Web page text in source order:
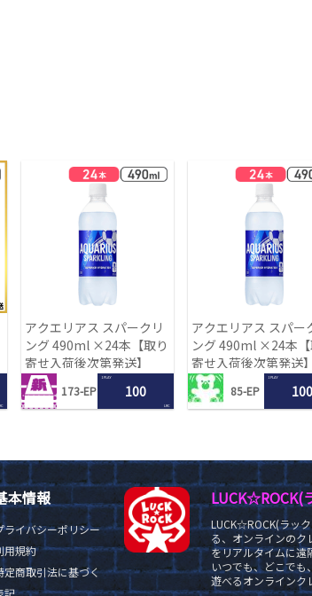
アクエリアス スパークリ
ング 490ml ×24本【取り
寄せ入荷後次第発送】
173-EP
1 PLAY
100
LRC
アクエリアス スパー
ング 490ml ×24本【
寄せ入荷後次第発送】
85-EP
1 PLAY
100
本情報
ライバシーポリシー
用規約
定商取引法に基づく
記
LUCK☆ROCK(
LUCK☆ROCK(ラッ
る、オンラインのク
をリアルタイムに遠
いつでも、どこでも
遊べるオンラインク